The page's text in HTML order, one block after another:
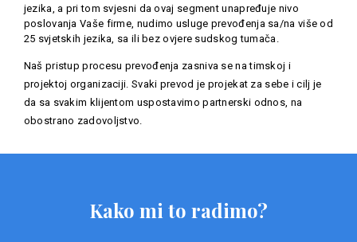
jezika, a pri tom svjesni da ovaj segment unapređuje nivo
poslovanja Vaše firme, nudimo usluge prevođenja sa/na više od
25 svjetskih jezika, sa ili bez ovjere sudskog tumača.
Naš pristup procesu prevođenja zasniva se na timskoj i
projektoj organizaciji. Svaki prevod je projekat za sebe i cilj je
da sa svakim klijentom uspostavimo partnerski odnos, na
obostrano zadovoljstvo.
Kako mi to radimo?